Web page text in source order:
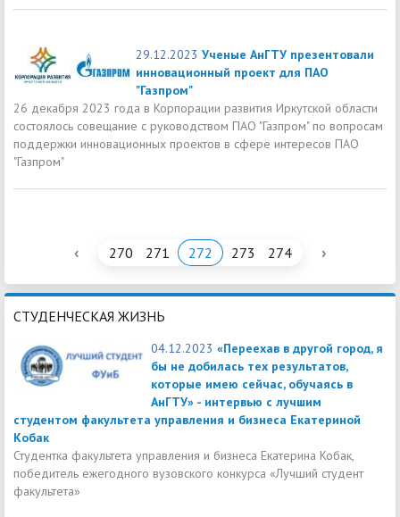
29.12.2023 Ученые АнГТУ презентовали
инновационный проект для ПАО
"Газпром"
26 декабря 2023 года в Корпорации развития Иркутской области
состоялось совещание с руководством ПАО "Газпром" по вопросам
поддержки инновационных проектов в сфере интересов ПАО
"Газпром"
‹ 270 271 272 273 274 ›
СТУДЕНЧЕСКАЯ ЖИЗНЬ
04.12.2023 «Переехав в другой город, я
бы не добилась тех результатов,
которые имею сейчас, обучаясь в
АнГТУ» - интервью с лучшим
студентом факультета управления и бизнеса Екатериной
Кобак
Студентка факультета управления и бизнеса Екатерина Кобак,
победитель ежегодного вузовского конкурса «Лучший студент
факультета»